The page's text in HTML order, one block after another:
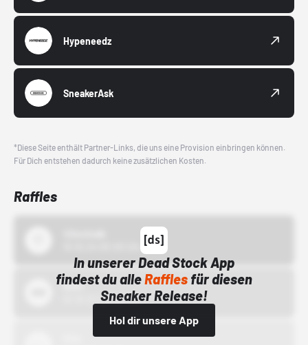
Hypeneedz
SneakerAsk
*Diese Seite enthält Partner-Links, die uns eine Provision einbringen können.
Für Dich entstehen dadurch keine zusätzlichen Kosten.
Raffles
In unserer Dead Stock App
findest du alleRafflesfür diesen
Sneaker Release!
Hol dir unsere App
Bstn
01.10.22 00:00 Uhr